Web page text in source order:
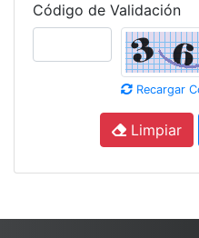
Código de Validación
Recargar
Limpiar